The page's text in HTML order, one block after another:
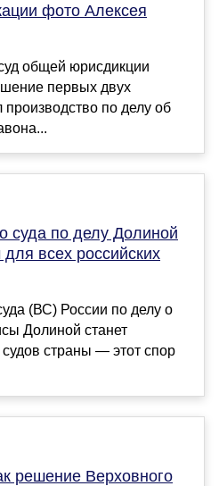
фото Алексея
общей юрисдикции
первых двух
производство по делу об
суда по делу Долиной
всех российских
(ВС) России по делу о
Долиной станет
страны — этот спор
решение Верховного